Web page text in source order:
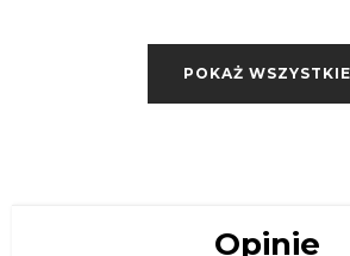
48,00 zł
POKAŻ WSZYSTKIE
Opinie